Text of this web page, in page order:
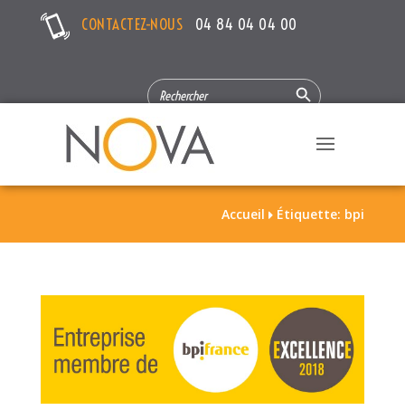
CONTACTEZ-NOUS 04 84 04 04 00
SEARCH
FOR:
Search Button
Accueil  Étiquette: bpi